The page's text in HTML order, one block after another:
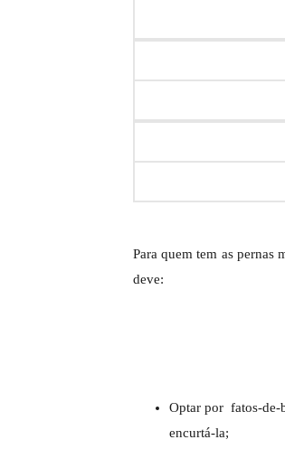
Para quem tem as pernas
deve:
Optar por fatos-de-
encurtá-la;